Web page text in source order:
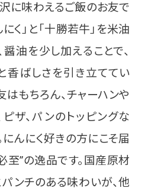
に味わえるご飯のお友で
く」と「十勝若牛」を米油
醤油を少し加えることで、
香ばしさを引き立ててい
はもちろん、チャーハンや
ピザ、パンのトッピングな
にんにく好きの方にこそ届
至”の逸品です。国産原材
ンチのある味わいが、他